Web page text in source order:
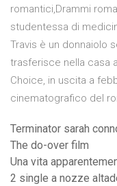
romantici,Drammi
studentessa di
Travis è un donnaiolo
trasferisce nella casa
Choice, in uscita a
cinematografico del
Terminator sarah
The do-over film
Una vita
2 single a nozze